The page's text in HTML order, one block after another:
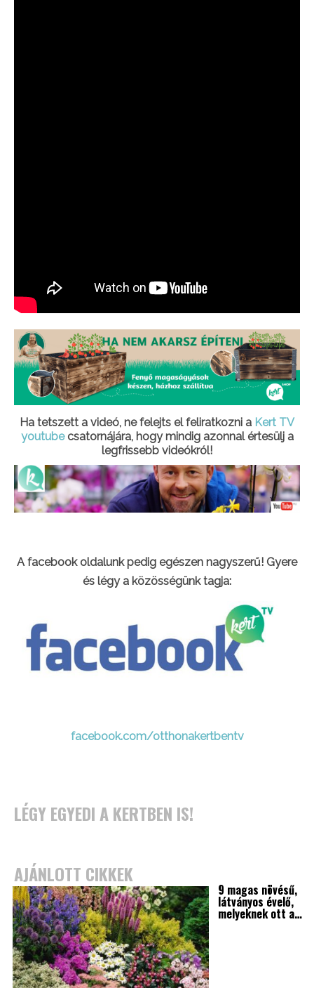
Ha tetszett a videó, ne felejts el feliratkozni a Kert TV
youtubecsatornájára, hogy mindig azonnal értesülj a
legfrissebb videókról!
A facebook oldalunk pedig egészen nagyszerű! Gyere
és légy a közösségünk tagja:
facebook.com/otthonakertbentv
LÉGY EGYEDI A KERTBEN IS!
AJÁNLOTT CIKKEK
9 magas növésű,
látványos évelő,
melyeknek ott a…